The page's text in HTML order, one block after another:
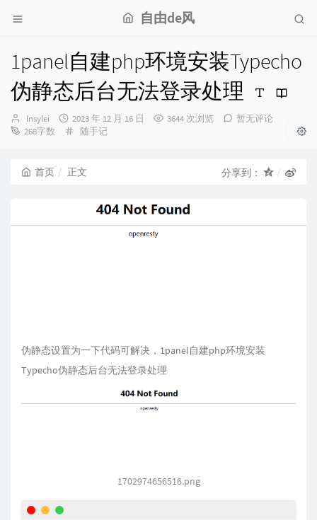
自由de风
1panel自建php环境安装Typecho
伪静态后台无法登录处理
博
主：
lnsylei
发
布
2023 年 12 月 16 日 3644 次浏览
暂无评论
268字数
分
随手记
首页 正文 分享到：
伪静态设置为一下代码可解决，1panel自建php环境安装
Typecho伪静态后台无法登录处理
1702974656516.png